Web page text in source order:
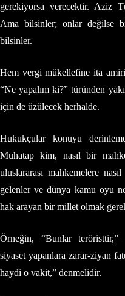
gerekiyorsa verecektir. Aziz
Ama bilsinler; onlar değilse
bilsinler.
Hem vergi mükellefine ita
“Ne yapalım ki?” türünden
için de üzülecek herhalde.
Hukukçular konuyu
Muhatap kim, nasıl bir
uluslararası mahkemelere
gelenler ve dünya kamu oyu
hak arayan bir millet olmak
Örneğin, “Bunlar teröristtir,”
siyaset yapanlara zarar-ziyan
haydi o vakit,” denmelidir.